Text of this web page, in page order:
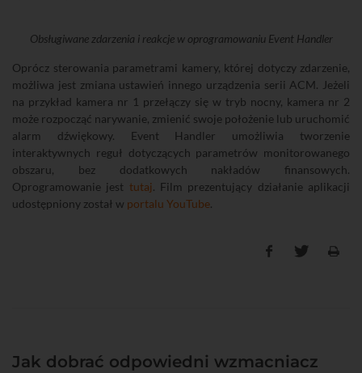
Obsługiwane zdarzenia i reakcje w oprogramowaniu Event Handler
Oprócz sterowania parametrami kamery, której dotyczy zdarzenie,
możliwa jest zmiana ustawień innego urządzenia serii ACM. Jeżeli
na przykład kamera nr 1 przełączy się w tryb nocny, kamera nr 2
może rozpocząć narywanie, zmienić swoje położenie lub uruchomić
alarm dźwiękowy. Event Handler umożliwia tworzenie
interaktywnych reguł dotyczących parametrów monitorowanego
obszaru, bez dodatkowych nakładów finansowych.
Oprogramowanie jest tutaj. Film prezentujący działanie aplikacji
udostępniony został w portalu YouTube.
Jak dobrać odpowiedni wzmacniacz